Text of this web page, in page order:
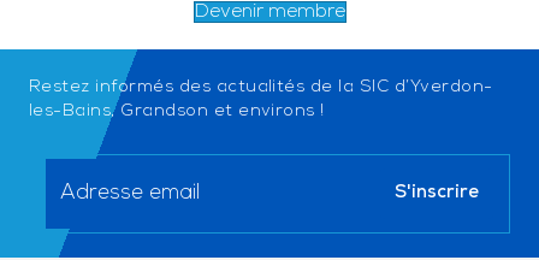
Devenir membre
Restez informés des actualités de la SIC d’Yverdon-
les-Bains, Grandson et environs !